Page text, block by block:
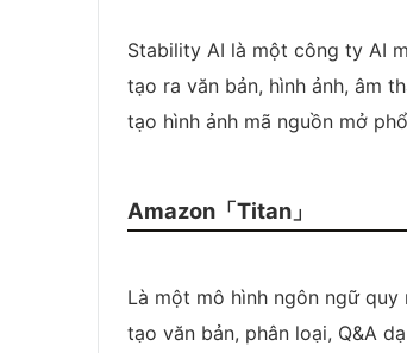
Stability AI là một công ty AI
tạo ra văn bản, hình ảnh, âm
tạo hình ảnh mã nguồn mở
Amazon「Titan」
Là một mô hình ngôn ngữ
tạo văn bản, phân loại, Q&A